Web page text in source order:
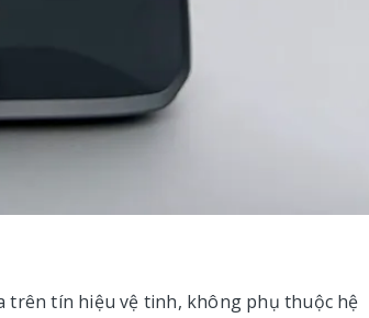
trên tín hiệu vệ tinh, không phụ thuộc hệ